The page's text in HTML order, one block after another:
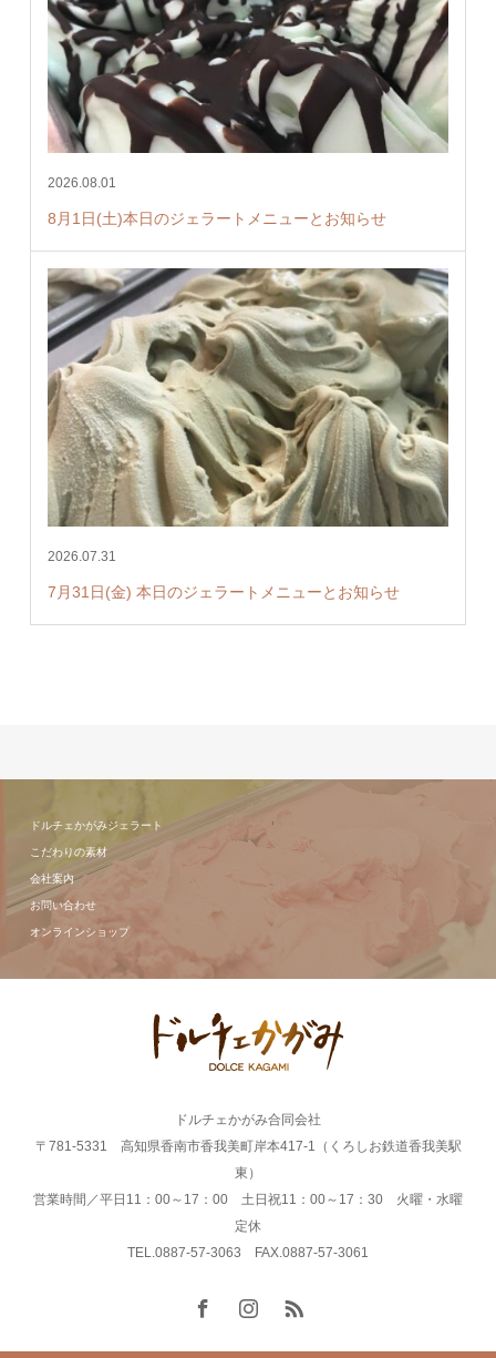
2026.08.01
8月1日(土)本日のジェラートメニューとお知らせ
2026.07.31
7月31日(金) 本日のジェラートメニューとお知らせ
ドルチェかがみジェラート
こだわりの素材
会社案内
お問い合わせ
オンラインショップ
ドルチェかがみ合同会社
〒781-5331 高知県香南市香我美町岸本417-1（くろしお鉄道香我美駅
東）
営業時間／平日11：00～17：00 土日祝11：00～17：30 火曜・水曜
定休
TEL.0887-57-3063 FAX.0887-57-3061